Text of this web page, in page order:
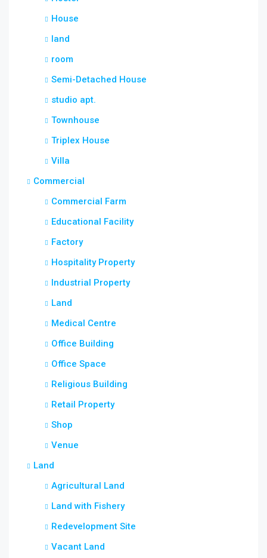
House
land
room
Semi-Detached House
studio apt.
Townhouse
Triplex House
Villa
Commercial
Commercial Farm
Educational Facility
Factory
Hospitality Property
Industrial Property
Land
Medical Centre
Office Building
Office Space
Religious Building
Retail Property
Shop
Venue
Land
Agricultural Land
Land with Fishery
Redevelopment Site
Vacant Land